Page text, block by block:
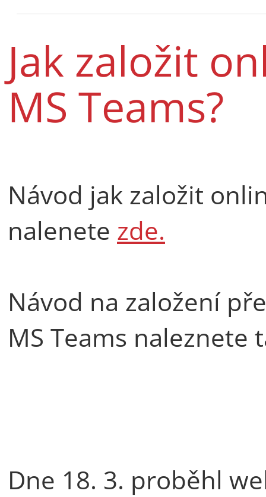
Jak založit
MS Teams?
Návod jak založit
nalenete zde.
Návod na založení
MS Teams naleznete
Dne 18. 3. proběhl